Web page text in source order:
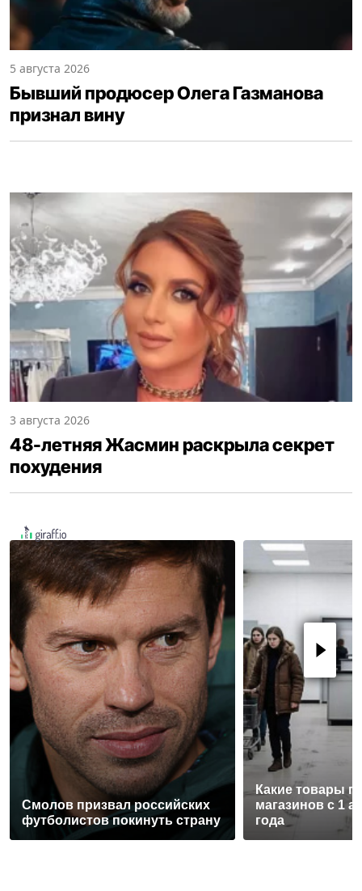
5 августа 2026
Бывший продюсер Олега Газманова
признал вину
3 августа 2026
48-летняя Жасмин раскрыла секрет
похудения
Смолов призвал российских
футболистов покинуть страну
Какие товары
магазинов с 1
года